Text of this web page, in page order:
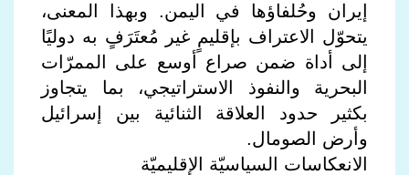
إيران وحُلفاؤها في اليمن. وبهذا المعنى،
يتحوّل الاعتراف بإقليمٍ غير مُعتَرَفٍ به دوليًا
إلى أداة ضمن صراع أوسع على الممرّات
البحرية والنفوذ الاستراتيجي، بما يتجاوز
بكثير حدود العلاقة الثنائية بين إسرائيل
وأرض الصومال.
الانعكاسات السياسيّة الإقليميّة